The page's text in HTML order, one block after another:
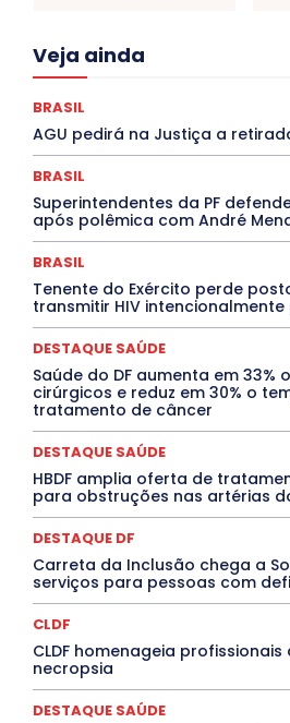
Veja ainda
Acre
Congressuanas & Esplanadumas
Covid-19
Crônica Política
Cultura e Tal
DESTAQUE BRASIL
DESTAQUES OUTROS
ELEIÇÕES
EMPREGO E
Especial
Espírito Santo
Febre
INTELIGÊNCIA
Marburg
MEIO AMBIENTE
MÚSICA
O Plantonista
Paraíba
Paraná
PROCESSO
QUALIFICAÇÃO
Rio de Janeiro
Santa Catarina
São
Saúde Agora
TÁ FROID?
TEATRO
BRASIL
AGU pedirá na Justiça a
BRASIL
Superintendentes da PF
após polêmica com André
BRASIL
Tenente do Exército perde
transmitir HIV
DESTAQUE SAÚDE
Saúde do DF aumenta em 33%
cirúrgicos e reduz em 30% o
tratamento de câncer
DESTAQUE SAÚDE
HBDF amplia oferta de
para obstruções nas artérias
DESTAQUE DF
Carreta da Inclusão chega a
serviços para pessoas com
CLDF
CLDF homenageia
necropsia
DESTAQUE SAÚDE